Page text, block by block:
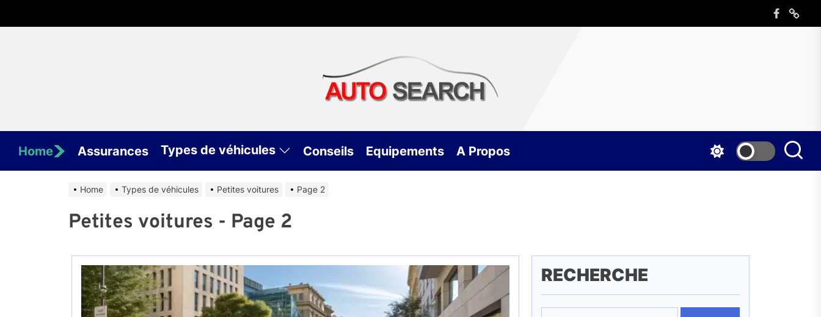
Facebook
légales
Home Assurances Types de véhicules Conseils Equipements A Propos
Home Types de véhicules Petites voitures Page 2
Petites voitures - Page 2
RECHERCHE